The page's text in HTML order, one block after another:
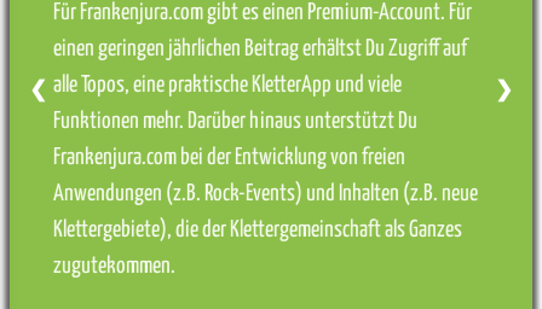
Für Frankenjura.com gibt es einen Premium-Account. Für
einen geringen jährlichen Beitrag erhältst Du Zugriff auf
alle Topos, eine praktische KletterApp und viele
Funktionen mehr. Darüber hinaus unterstützt Du
Frankenjura.com bei der Entwicklung von freien
Anwendungen (z.B. Rock-Events) und Inhalten (z.B. neue
Klettergebiete), die der Klettergemeinschaft als Ganzes
zugutekommen.
❮ ❯